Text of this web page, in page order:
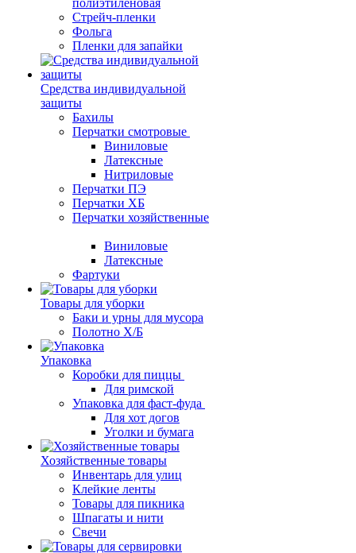
полиэтиленовая
Стрейч-пленки
Фольга
Пленки для запайки
Средства индивидуальной
защиты
Бахилы
Перчатки смотровые
Виниловые
Латексные
Нитриловые
Перчатки ПЭ
Перчатки ХБ
Перчатки хозяйственные
Виниловые
Латексные
Фартуки
Товары для уборки
Баки и урны для мусора
Полотно Х/Б
Упаковка
Коробки для пиццы
Для римской
Упаковка для фаст-фуда
Для хот догов
Уголки и бумага
Хозяйственные товары
Инвентарь для улиц
Клейкие ленты
Товары для пикника
Шпагаты и нити
Свечи